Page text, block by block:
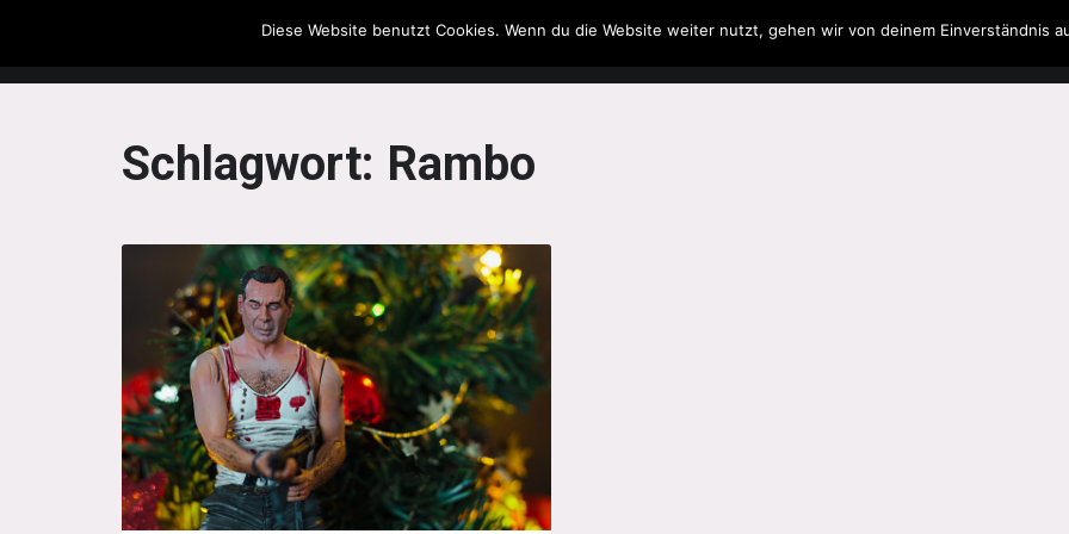
The Howling Men Filme & Serien Musik Spielzeug Literatur
Schlagwort: Rambo
Diese Website benutzt Cookies. Wenn du die Website weiter nutzt, gehen wir von deinem Einverständnis